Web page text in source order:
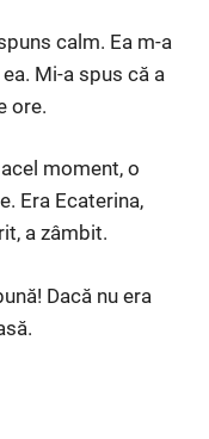
calm. Ea m-a
Mi-a spus că a
ore.
moment, o
Era Ecaterina,
a zâmbit.
Dacă nu era